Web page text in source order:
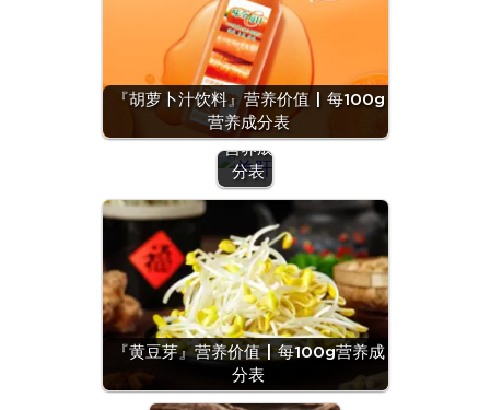
『胡萝卜汁饮料』营养价值 | 每100g
营养成分表
『羊
肝』营
养价值
| 每
100g
营养成
分表
『黄豆芽』营养价值 | 每100g营养成
分表